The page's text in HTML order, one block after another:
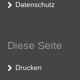
Datenschutz
Diese Seite
Drucken